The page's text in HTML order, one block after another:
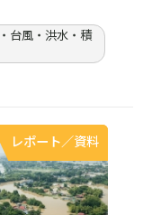
台風・洪水・積
レポート／資料